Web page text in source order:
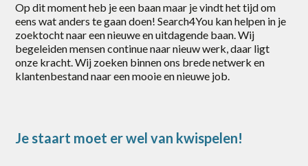
Op dit moment heb je een baan maar je vindt het tijd om
eens wat anders te gaan doen! Search4You kan helpen in je
zoektocht naar een nieuwe en uitdagende baan. Wij
begeleiden mensen continue naar nieuw werk, daar ligt
onze kracht. Wij zoeken binnen ons brede netwerk en
klantenbestand naar een mooie en nieuwe job.
Je staart moet er wel van kwispelen!